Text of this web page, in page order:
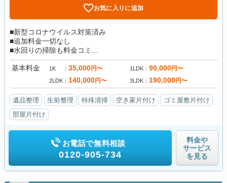
お気に入りに追加
■新型コロナウイルス対策済み
■追加料金一切なし
■水回りの掃除も料金コミ...
基本料金 1K 35,000円〜 1LDK 90,000円〜
2LDK 140,000円〜 3LDK 190,000円〜
遺品整理 生前整理 特殊清掃 空き家片付け
ゴミ屋敷片付け
部屋片付け
お電話で無料相談
0120-905-734
料金や
サービス
を見る